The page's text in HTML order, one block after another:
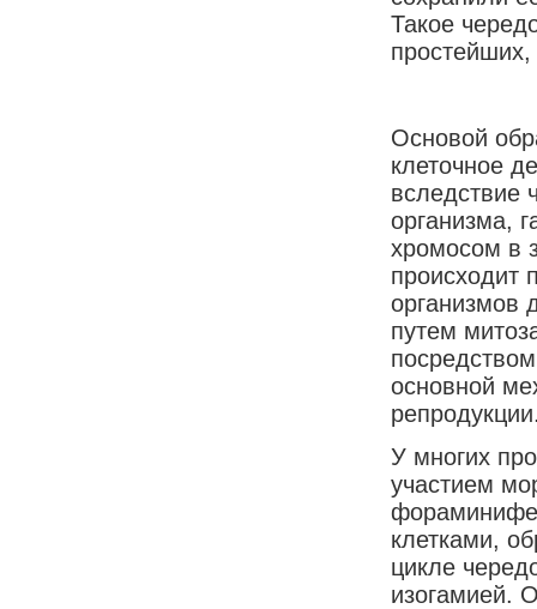
Такое
Основой
клеточное
вследствие
организма,
хромосом в
происходит
организмов
путем
основной
У многих
участием
клетками,
цикле
изогамией.